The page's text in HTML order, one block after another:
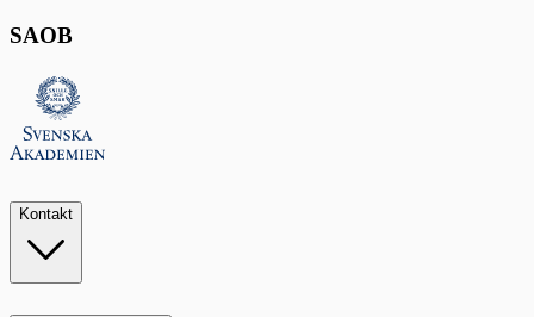
SAOB
Kontakt